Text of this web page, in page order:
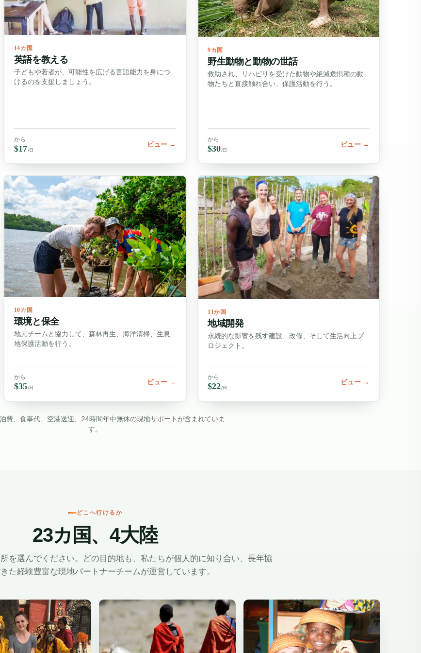
14カ国
英語を教える
子どもや若者が、可能性を広げる言語能力を身につ
けるのを支援しましょう。
から
$17/日
ビュー →
9カ国
野生動物と動物の世話
救助され、リハビリを受けた動物や絶滅危惧種の動
物たちと直接触れ合い、保護活動を行う。
から
$30/日
ビュー →
10カ国
環境と保全
地元チームと協力して、森林再生、海洋清掃、生息
地保護活動を行う。
から
$35/日
ビュー →
11か国
地域開発
永続的な影響を残す建設、改修、そして生活向上プ
ロジェクト。
から
$22/日
ビュー →
費、食事代、空港送迎、24時間年中無休の現地サポートが含まれていま
す。
どこへ行けるか
23カ国、4大陸
を選んでください。どの目的地も、私たちが個人的に知り合い、長年協
た経験豊富な現地パートナーチームが運営しています。